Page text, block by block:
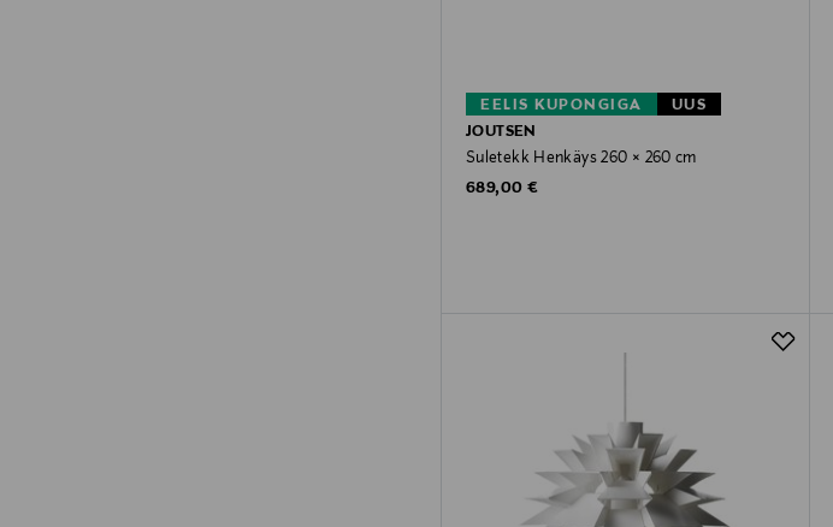
EELIS KUPONGIGA
UUS
JOUTSEN
Suletekk Henkäys 260 × 260 cm
Original Price
689,00 €